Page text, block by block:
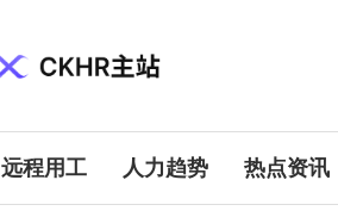
远程用工 人力趋势 热点资讯